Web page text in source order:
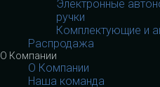
Электронные
ручки
Комплектующие и
Распродажа
О Компании
О Компании
Наша команда